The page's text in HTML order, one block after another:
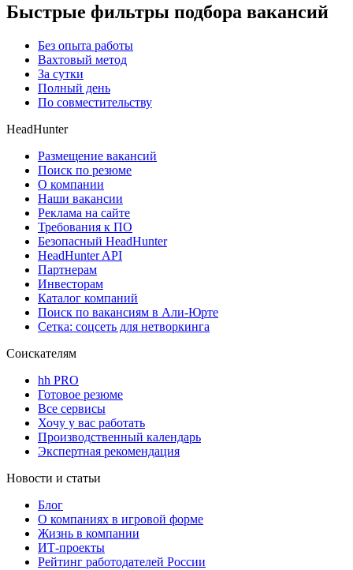
Быстрые фильтры подбора вакансий
Без опыта работы
Вахтовый метод
За сутки
Полный день
По совместительству
HeadHunter
Размещение вакансий
Поиск по резюме
О компании
Наши вакансии
Реклама на сайте
Требования к ПО
Безопасный HeadHunter
HeadHunter API
Партнерам
Инвесторам
Каталог компаний
Поиск по вакансиям в Али-Юрте
Сетка: соцсеть для нетворкинга
Соискателям
hh PRO
Готовое резюме
Все сервисы
Хочу у вас работать
Производственный календарь
Экспертная рекомендация
Новости и статьи
Блог
О компаниях в игровой форме
Жизнь в компании
ИТ-проекты
Рейтинг работодателей России